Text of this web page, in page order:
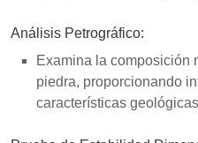
Análisis Petrográfico:
Examina la composición
piedra, proporcionando
características